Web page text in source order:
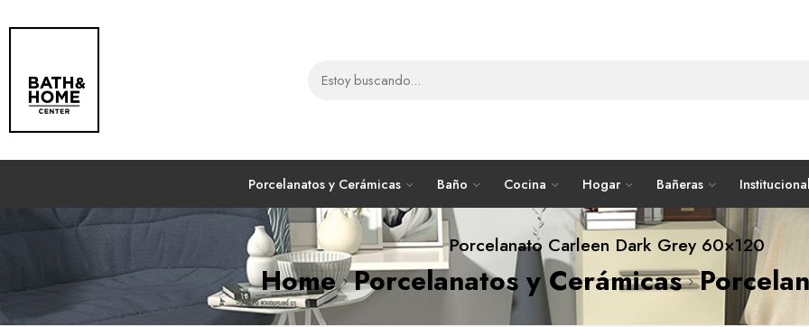
Porcelanatos y Cerámicas Baño Cocina Hogar Bañeras
Porcelanato Carleen Dark Grey 60×120
Home Porcelanatos y Cerámicas